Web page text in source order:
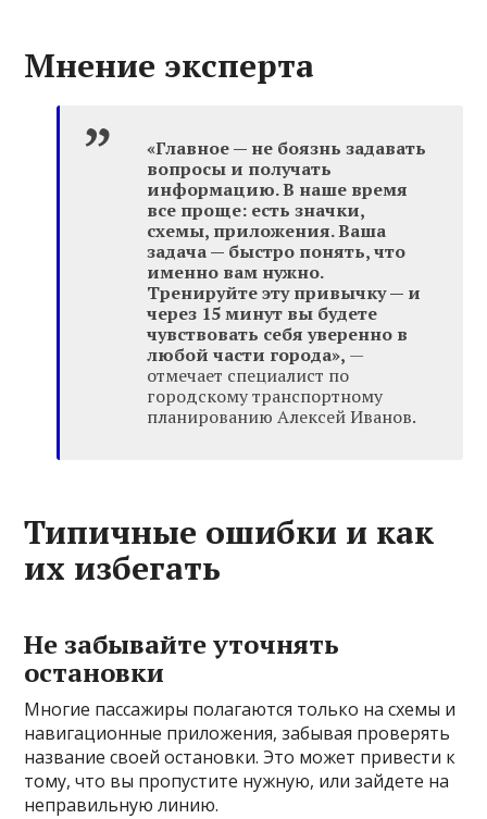
Мнение эксперта
«Главное — не боязнь задавать
вопросы и получать
информацию. В наше время
все проще: есть значки,
схемы, приложения. Ваша
задача — быстро понять, что
именно вам нужно.
Тренируйте эту привычку — и
через 15 минут вы будете
чувствовать себя уверенно в
любой части города», —
отмечает специалист по
городскому транспортному
планированию Алексей Иванов.
Типичные ошибки и как
их избегать
Не забывайте уточнять
остановки
Многие пассажиры полагаются только на схемы и
навигационные приложения, забывая проверять
название своей остановки. Это может привести к
тому, что вы пропустите нужную, или зайдете на
неправильную линию.